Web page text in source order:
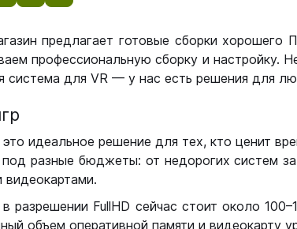
предлагает готовые сборки хорошего
профессиональную сборку и настройку.
для VR — у нас есть решения для
идеальное решение для тех, кто ценит
разные бюджеты: от недорогих систем
FullHD сейчас стоит около
объем оперативной памяти и видеокарту